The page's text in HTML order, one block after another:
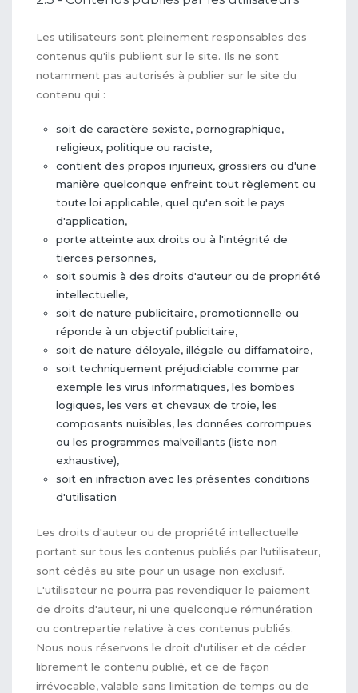
Les utilisateurs sont pleinement responsables des
contenus qu'ils publient sur le site. Ils ne sont
notamment pas autorisés à publier sur le site du
contenu qui :
soit de caractère sexiste, pornographique,
religieux, politique ou raciste,
contient des propos injurieux, grossiers ou d'une
manière quelconque enfreint tout règlement ou
toute loi applicable, quel qu'en soit le pays
d'application,
porte atteinte aux droits ou à l'intégrité de
tierces personnes,
soit soumis à des droits d'auteur ou de propriété
intellectuelle,
soit de nature publicitaire, promotionnelle ou
réponde à un objectif publicitaire,
soit de nature déloyale, illégale ou diffamatoire,
soit techniquement préjudiciable comme par
exemple les virus informatiques, les bombes
logiques, les vers et chevaux de troie, les
composants nuisibles, les données corrompues
ou les programmes malveillants (liste non
exhaustive),
soit en infraction avec les présentes conditions
d'utilisation
Les droits d'auteur ou de propriété intellectuelle
portant sur tous les contenus publiés par l'utilisateur,
sont cédés au site pour un usage non exclusif.
L'utilisateur ne pourra pas revendiquer le paiement
de droits d'auteur, ni une quelconque rémunération
ou contrepartie relative à ces contenus publiés.
Nous nous réservons le droit d'utiliser et de céder
librement le contenu publié, et ce de façon
irrévocable, valable sans limitation de temps ou de